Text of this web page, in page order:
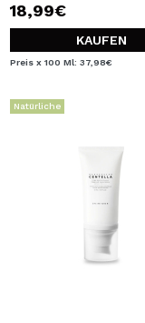
18,99€
KAUFEN
Preis x 100 Ml: 37,98€
Natürliche